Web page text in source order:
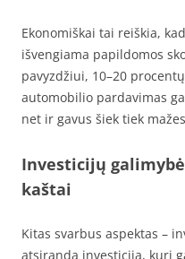
Ekonomiškai tai reiškia,
išvengiama papildomos
pavyzdžiui, 10–20
automobilio pardavimas
net ir gavus šiek tiek
Investicijų
kaštai
Kitas svarbus aspektas –
atsiranda investicija, kuri